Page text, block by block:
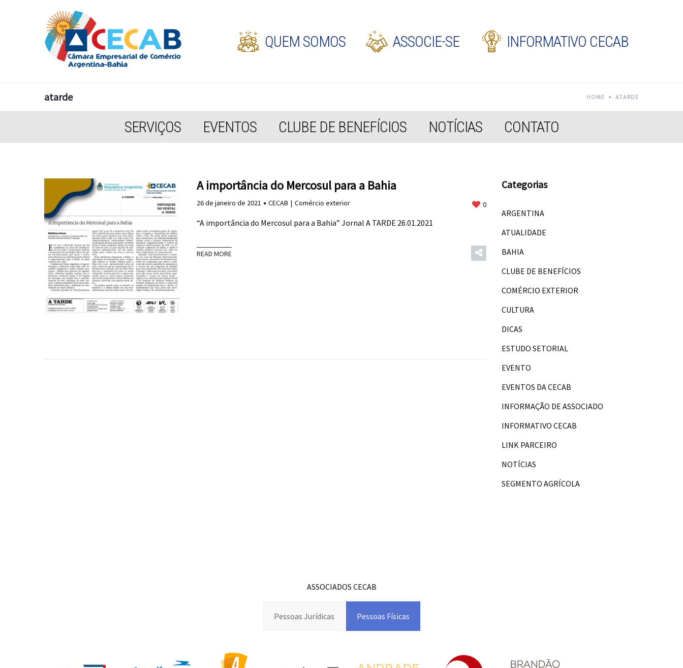
QUEM SOMOS ASSOCIE-SE INFORMATIVO CECAB
atarde HOME ATARDE
SERVIÇOS EVENTOS CLUBE DE BENEFÍCIOS NOTÍCIAS CONTATO
A importância do Mercosul para a Bahia
26 de janeiro de 2021 CECAB Comércio exterior 0
“A importância do Mercosul para a Bahia” Jornal A TARDE 26.01.2021
READ MORE
Categorias
ARGENTINA
ATUALIDADE
BAHIA
CLUBE DE BENEFÍCIOS
COMÉRCIO EXTERIOR
CULTURA
DICAS
ESTUDO SETORIAL
EVENTO
EVENTOS DA CECAB
INFORMAÇÃO DE ASSOCIADO
INFORMATIVO CECAB
LINK PARCEIRO
NOTÍCIAS
SEGMENTO AGRÍCOLA
ASSOCIADOS CECAB
Pessoas Jurídicas Pessoas Físicas